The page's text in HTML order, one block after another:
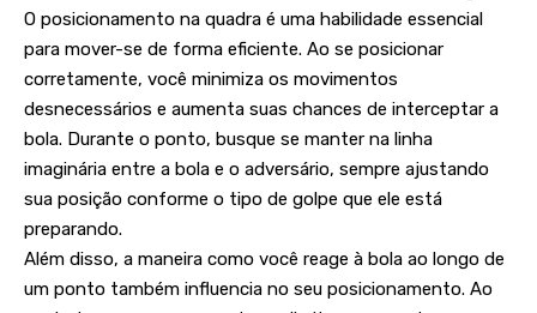
O posicionamento na quadra é uma habilidade essencial
para mover-se de forma eficiente. Ao se posicionar
corretamente, você minimiza os movimentos
desnecessários e aumenta suas chances de interceptar a
bola. Durante o ponto, busque se manter na linha
imaginária entre a bola e o adversário, sempre ajustando
sua posição conforme o tipo de golpe que ele está
preparando.
Além disso, a maneira como você reage à bola ao longo de
um ponto também influencia no seu posicionamento. Ao